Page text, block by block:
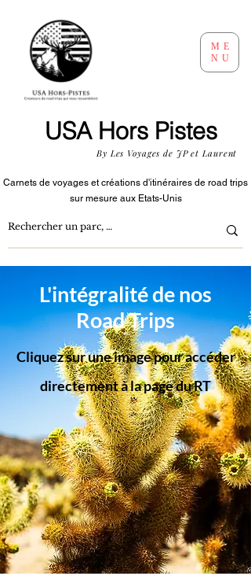
USA Hors Pistes
By Les Voyages de JP et Laurent
Carnets de voyages et créations d'itinéraires de road trips
sur mesure aux Etats-Unis
ME
NU
L'intégralité de nos
Road Trips
Cliquez sur une image pour accéder
directement à la page du RT